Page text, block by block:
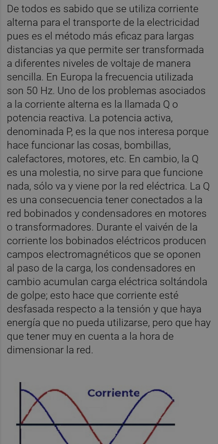
De todos es sabido que se utiliza corriente
alterna para el transporte de la electricidad
pues es el método más eficaz para largas
distancias ya que permite ser transformada
a diferentes niveles de voltaje de manera
sencilla. En Europa la frecuencia utilizada
son 50 Hz. Uno de los problemas asociados
a la corriente alterna es la llamada Q o
potencia reactiva. La potencia activa,
denominada P, es la que nos interesa porque
hace funcionar las cosas, bombillas,
calefactores, motores, etc. En cambio, la Q
es una molestia, no sirve para que funcione
nada, sólo va y viene por la red eléctrica. La Q
es una consecuencia tener conectados a la
red bobinados y condensadores en motores
o transformadores. Durante el vaivén de la
corriente los bobinados eléctricos producen
campos electromagnéticos que se oponen
al paso de la carga, los condensadores en
cambio acumulan carga eléctrica soltándola
de golpe; esto hace que corriente esté
desfasada respecto a la tensión y que haya
energía que no pueda utilizarse, pero que hay
que tener muy en cuenta a la hora de
dimensionar la red.